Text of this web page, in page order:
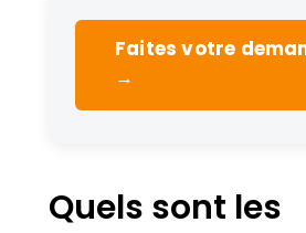
Faites votre
→
Quels sont les